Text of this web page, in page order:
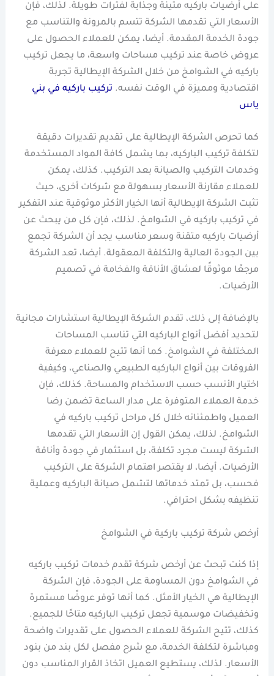
على أرضيات باركيه متينة وجذابة لفترات طويلة. لذلك، فإن
الأسعار التي تقدمها الشركة تتسم بالمرونة والتناسب مع
جودة الخدمة المقدمة. أيضا، يمكن للعملاء الحصول على
عروض خاصة عند تركيب مساحات واسعة، ما يجعل تركيب
باركيه في الشوامخ من خلال الشركة الإيطالية تجربة
اقتصادية ومميزة في الوقت نفسه. تركيب باركيه في بني
ياس
كما تحرص الشركة الإيطالية على تقديم تقديرات دقيقة
لتكلفة تركيب الباركيه، بما يشمل كافة المواد المستخدمة
وخدمات التركيب والصيانة بعد التركيب. كذلك، يمكن
للعملاء مقارنة الأسعار بسهولة مع شركات أخرى، حيث
تثبت الشركة الإيطالية أنها الخيار الأكثر موثوقية عند التفكير
في تركيب باركيه في الشوامخ. لذلك، فإن كل من يبحث عن
أرضيات باركيه متقنة وسعر مناسب يجد أن الشركة تجمع
بين الجودة العالية والتكلفة المعقولة. أيضا، تعد الشركة
مرجعًا موثوقًا لعشاق الأناقة والفخامة في تصميم
الأرضيات.
بالإضافة إلى ذلك، تقدم الشركة الإيطالية استشارات مجانية
لتحديد أفضل أنواع الباركيه التي تناسب المساحات
المختلفة في الشوامخ. كما أنها تتيح للعملاء معرفة
الفروقات بين أنواع الباركيه الطبيعي والصناعي، وكيفية
اختيار الأنسب حسب الاستخدام والمساحة. كذلك، فإن
خدمة العملاء المتوفرة على مدار الساعة تضمن رضا
العميل واطمئنانه خلال كل مراحل تركيب باركيه في
الشوامخ. لذلك، يمكن القول إن الأسعار التي تقدمها
الشركة ليست مجرد تكلفة، بل استثمار في جودة وأناقة
الأرضيات. أيضا، لا يقتصر اهتمام الشركة على التركيب
فحسب، بل تمتد خدماتها لتشمل صيانة الباركيه وعملية
تنظيفه بشكل احترافي.
أرخص شركة تركيب باركية في الشوامخ
إذا كنت تبحث عن أرخص شركة تقدم خدمات تركيب باركيه
في الشوامخ دون المساومة على الجودة، فإن الشركة
الإيطالية هي الخيار الأمثل. كما أنها توفر عروضًا مستمرة
وتخفيضات موسمية تجعل تركيب الباركيه متاحًا للجميع.
كذلك، تتيح الشركة للعملاء الحصول على تقديرات واضحة
ومباشرة لتكلفة الخدمة، مع شرح مفصل لكل بند من بنود
الأسعار. لذلك، يستطيع العميل اتخاذ القرار المناسب دون